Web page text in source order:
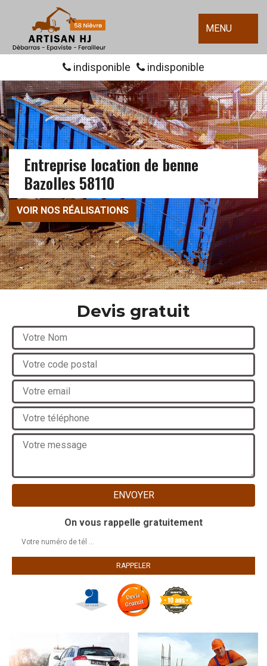
MENU
indisponible indisponible
Entreprise location de benne
Bazolles 58110
VOIR NOS RÉALISATIONS
Devis gratuit
On vous rappelle gratuitement